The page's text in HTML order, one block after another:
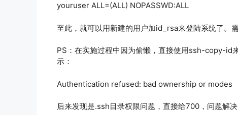
youruser ALL=(ALL) NOPASSWD:ALL
至此，就可以用新建的用户加id_rsa来登陆系统了。
PS：在实施过程中因为偷懒，直接使用ssh-copy-id
示：
Authentication refused: bad ownership or modes
后来发现是.ssh目录权限问题，直接给700，问题解决